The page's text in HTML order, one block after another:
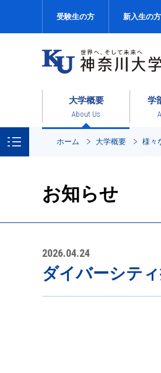
受験生の方 新入生の方
大学概要
About Us
学
ホーム 大学概要 様々
お知らせ
2026.04.24
ダイバーシテ